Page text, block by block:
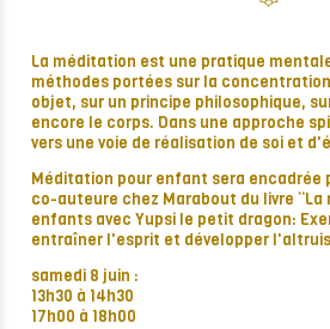
La méditation est une pratique
méthodes portées sur la
objet, sur un principe philosophique,
encore le corps. Dans une approche
vers une voie de réalisation de soi et
Méditation pour enfant sera encadrée
co-auteure chez Marabout du livre
enfants avec Yupsi le petit dragon:
entraîner l'esprit et développer
samedi 8 juin :
13h30 à 14h30
17h00 à 18h00